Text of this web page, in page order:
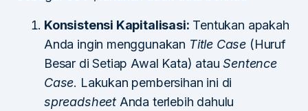
Konsistensi Kapitalisasi: Tentukan apakah
Anda ingin menggunakan Title Case (Huruf
Besar di Setiap Awal Kata) atauSentence
Case. Lakukan pembersihan ini di
spreadsheet Anda terlebih dahulu